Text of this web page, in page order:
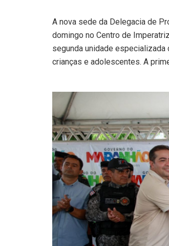
A nova sede da Delegacia de
domingo no Centro de
segunda unidade
crianças e adolescentes. A